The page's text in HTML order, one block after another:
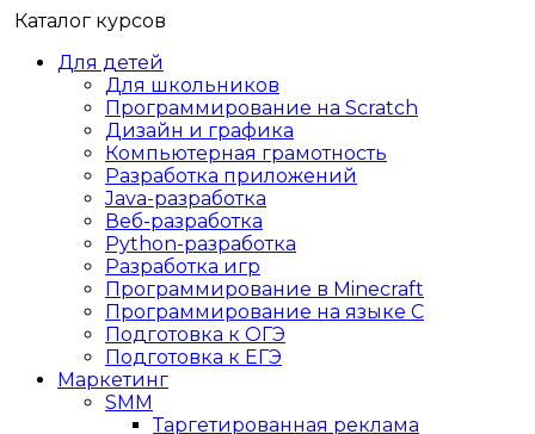
Каталог курсов
Для детей
Для школьников
Программирование на Scratch
Дизайн и графика
Компьютерная грамотность
Разработка приложений
Java-разработка
Веб-разработка
Python-разработка
Разработка игр
Программирование в Minecraft
Программирование на языке C
Подготовка к ОГЭ
Подготовка к ЕГЭ
Маркетинг
SMM
Таргетированная реклама